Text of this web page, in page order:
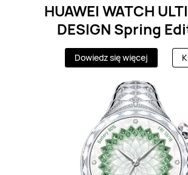
HUAWEI WATCH
DESIGN Spring
Dowiedz się więcej